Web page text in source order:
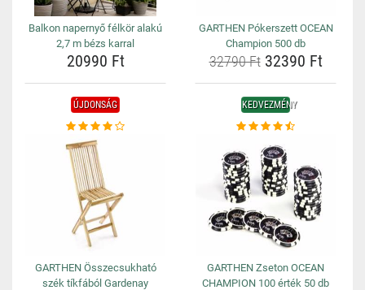
Balkon napernyő félkör alakú
2,7 m bézs karral
20990 Ft
GARTHEN Pókerszett OCEAN
Champion 500 db
32790 Ft32390 Ft
ÚJDONSÁG
GARTHEN Összecsukható
szék tíkfából Gardenay
KEDVEZMÉNY
GARTHEN Zseton OCEAN
CHAMPION 100 érték 50 db